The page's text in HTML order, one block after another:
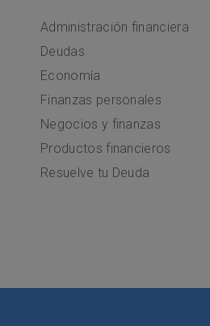
Administración financiera
Deudas
Economía
Finanzas personales
Negocios y finanzas
Productos financieros
Resuelve tu Deuda